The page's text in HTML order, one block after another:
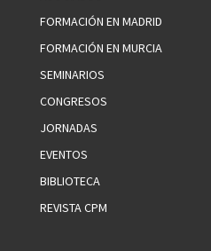
FORMACIÓN EN MADRID
FORMACIÓN EN MURCIA
SEMINARIOS
CONGRESOS
JORNADAS
EVENTOS
BIBLIOTECA
REVISTA CPM